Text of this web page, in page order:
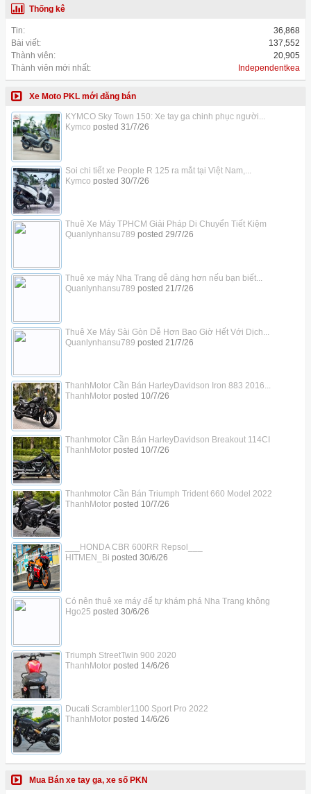
Thống kê
Tin:
36,868
Bài viết:
137,552
Thành viên:
20,905
Thành viên mới nhất:
Independentkea
Xe Moto PKL mới đăng bán
KYMCO Sky Town 150: Xe tay ga chinh phục người...
Kymco posted 31/7/26
Soi chi tiết xe People R 125 ra mắt tại Việt Nam,...
Kymco posted 30/7/26
Thuê Xe Máy TPHCM Giải Pháp Di Chuyển Tiết Kiệm
Quanlynhansu789 posted 29/7/26
Thuê xe máy Nha Trang dễ dàng hơn nếu bạn biết...
Quanlynhansu789 posted 21/7/26
Thuê Xe Máy Sài Gòn Dễ Hơn Bao Giờ Hết Với Dịch...
Quanlynhansu789 posted 21/7/26
ThanhMotor Cần Bán HarleyDavidson Iron 883 2016...
ThanhMotorposted 10/7/26
Thanhmotor Cần Bán HarleyDavidson Breakout 114CI
ThanhMotorposted 10/7/26
Thanhmotor Cần Bán Triumph Trident 660 Model 2022
ThanhMotorposted 10/7/26
___HONDA CBR 600RR Repsol___
HITMEN_Bi posted 30/6/26
Có nên thuê xe máy để tự khám phá Nha Trang không
Hgo25 posted 30/6/26
Triumph StreetTwin 900 2020
ThanhMotorposted 14/6/26
Ducati Scrambler1100 Sport Pro 2022
ThanhMotorposted 14/6/26
Mua Bán xe tay ga, xe số PKN